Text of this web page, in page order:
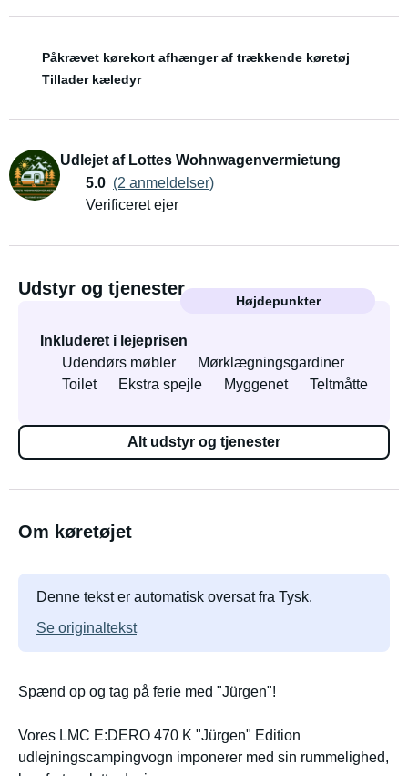
Påkrævet kørekort afhænger af trækkende køretøj
Tillader kæledyr
Udlejet af Lottes Wohnwagenvermietung
5.0 (2 anmeldelser)
Verificeret ejer
Udstyr og tjenester
Højdepunkter
Inkluderet i lejeprisen
Udendørs møbler
Mørklægningsgardiner
Toilet
Ekstra spejle Myggenet Teltmåtte
Alt udstyr og tjenester
Om køretøjet
Denne tekst er automatisk oversat fra Tysk.
Se originaltekst
Spænd op og tag på ferie med "Jürgen"!
Vores LMC E:DERO 470 K "Jürgen" Edition
udlejningscampingvogn imponerer med sin rummelighed,